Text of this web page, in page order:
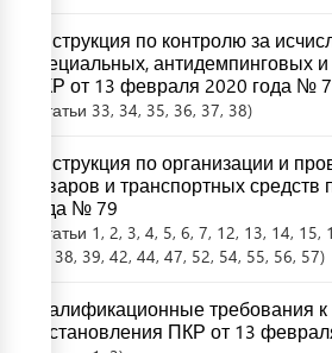
Инструкция по контролю за
специальных,
ПКР от 13 февраля 2020 года №
Статьи 33, 34, 35, 36, 37, 38
Инструкция по организации и
товаров и транспортных
года № 79
Статьи 1, 2, 3, 4, 5, 6, 7, 12, 13, 14, 15,
, 38, 39, 42, 44, 47, 52, 54, 55, 56, 57
Квалификационные требования
постановления ПКР от 13